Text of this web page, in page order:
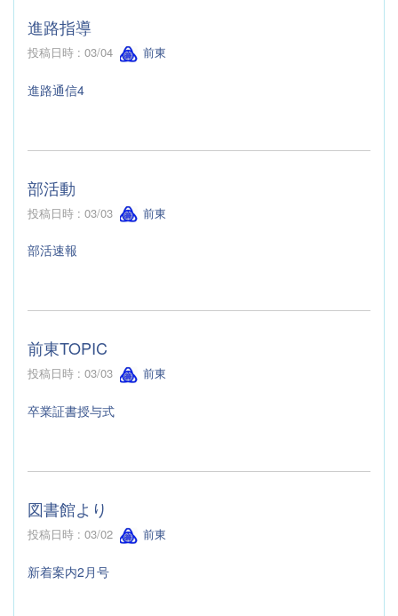
進路指導
投稿日時 : 03/04 前東
進路通信4
部活動
投稿日時 : 03/03 前東
部活速報
前東TOPIC
投稿日時 : 03/03 前東
卒業証書授与式
図書館より
投稿日時 : 03/02 前東
新着案内2月号